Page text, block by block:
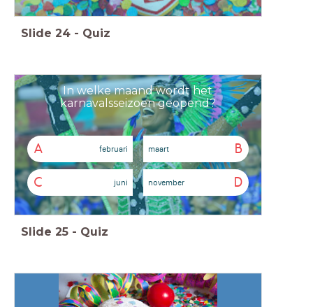
Slide 24 - Quiz
In welke maand wordt het
karnavalsseizoen geopend?
A februari B
maart
C juni D
november
Slide 25 - Quiz